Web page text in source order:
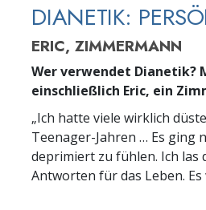
DIANETIK:
ERIC, ZIMMERMANN
Wer verwendet Dianetik?
einschließlich Eric, ein
„Ich hatte viele wirklich
Teenager-Jahren … Es ging
deprimiert zu fühlen. Ich las
Antworten für das Leben. Es